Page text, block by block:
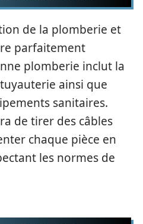
de la plomberie et
parfaitement
plomberie inclut la
ainsi que
sanitaires.
de tirer des câbles
chaque pièce en
les normes de